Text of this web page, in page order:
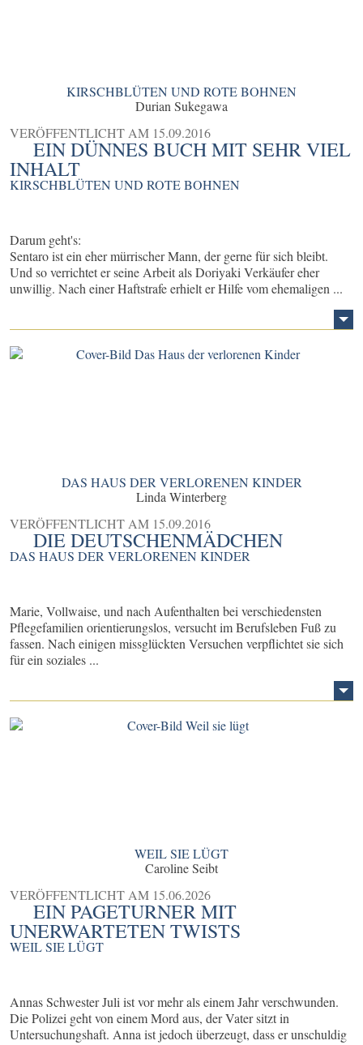
KIRSCHBLÜTEN UND ROTE BOHNEN
Durian Sukegawa
VERÖFFENTLICHT AM 15.09.2016
EIN DÜNNES BUCH MIT SEHR VIEL
INHALT
KIRSCHBLÜTEN UND ROTE BOHNEN
Darum geht's:
Sentaro ist ein eher mürrischer Mann, der gerne für sich bleibt.
Und so verrichtet er seine Arbeit als Doriyaki Verkäufer eher
unwillig. Nach einer Haftstrafe erhielt er Hilfe vom ehemaligen ...
DAS HAUS DER VERLORENEN KINDER
Linda Winterberg
VERÖFFENTLICHT AM 15.09.2016
DIE DEUTSCHENMÄDCHEN
DAS HAUS DER VERLORENEN KINDER
Marie, Vollwaise, und nach Aufenthalten bei verschiedensten
Pflegefamilien orientierungslos, versucht im Berufsleben Fuß zu
fassen. Nach einigen missglückten Versuchen verpflichtet sie sich
für ein soziales ...
WEIL SIE LÜGT
Caroline Seibt
VERÖFFENTLICHT AM 15.06.2026
EIN PAGETURNER MIT
UNERWARTETEN TWISTS
WEIL SIE LÜGT
Annas Schwester Juli ist vor mehr als einem Jahr verschwunden.
Die Polizei geht von einem Mord aus, der Vater sitzt in
Untersuchungshaft. Anna ist jedoch überzeugt, dass er unschuldig